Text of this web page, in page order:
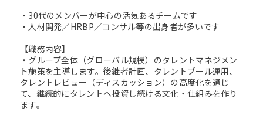
・30代のメンバーが中心の活気あるチームです
・人材開発／HRBP／コンサル等の出身者が多いです
【職務内容】
・グループ全体（グローバル規模）のタレントマネジメン
ト施策を主導します。後継者計画、タレントプール運用、
タレントレビュー（ディスカッション）の高度化を通じ
て、継続的にタレントへ投資し続ける文化・仕組みを作り
ます。